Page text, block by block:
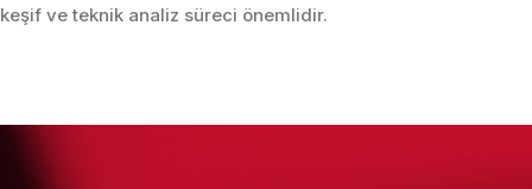
keşif ve teknik analiz süreci önemlidir.